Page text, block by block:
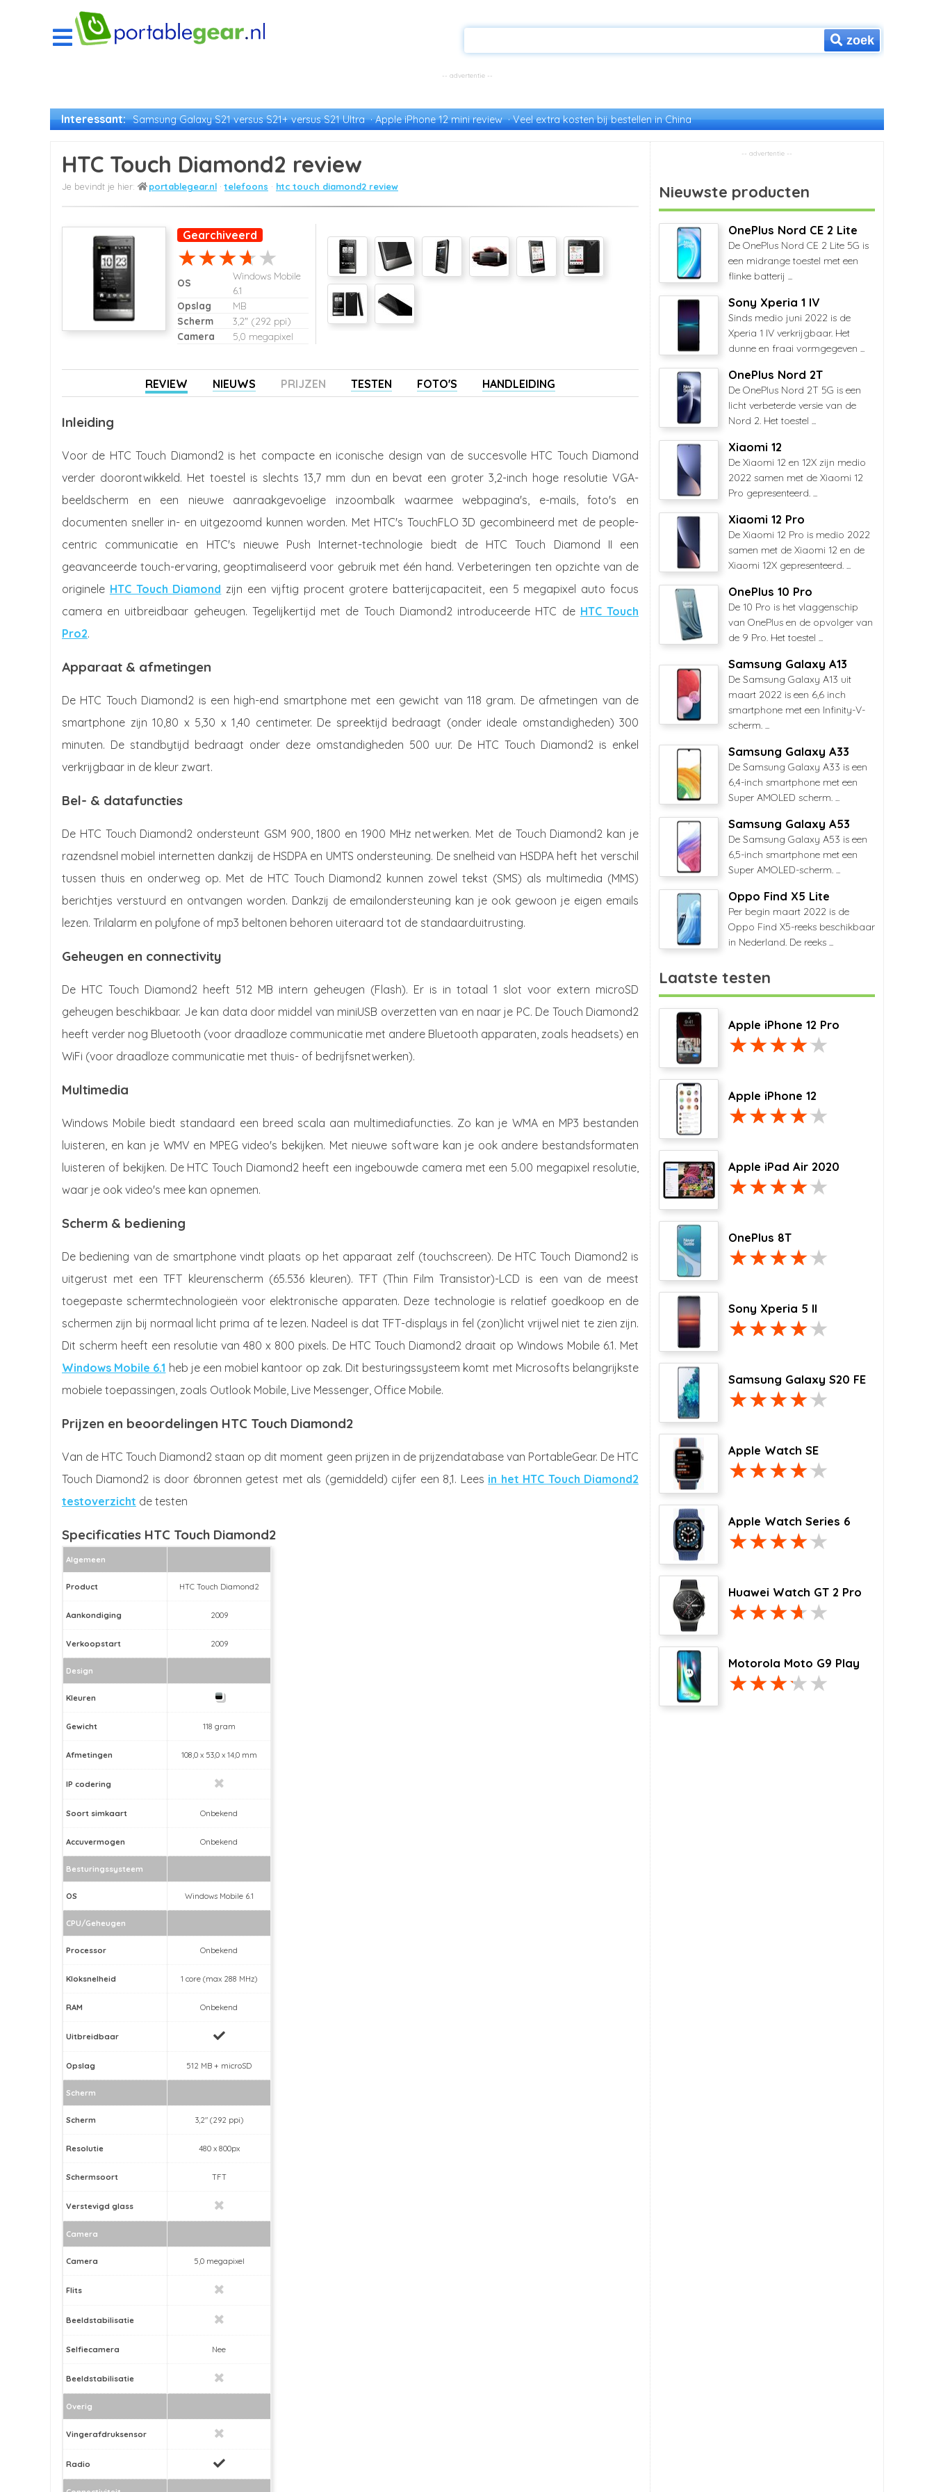
zoek
Interessant: Samsung Galaxy S21 versus S21+ versus S21 Ultra Apple iPhone 12 mini review Veel extra kosten bij bestellen in China
HTC Touch Diamond2 review
portablegear.nl telefoons htc touch diamond2 review
Gearchiveerd
OS
Windows Mobile
6.1
Opslag
MB
Scherm
3,2" (292 ppi)
Camera
5,0 megapixel
REVIEW NIEUWS PRIJZEN TESTEN FOTO'S HANDLEIDING
Inleiding
Voor de HTC Touch Diamond2 is het compacte en iconische design van de succesvolle HTC Touch Diamond
verder doorontwikkeld. Het toestel is slechts 13,7 mm dun en bevat een groter 3,2-inch hoge resolutie VGA-
beeldscherm en een nieuwe aanraakgevoelige inzoombalk waarmee webpagina's, e-mails, foto's en
documenten sneller in- en uitgezoomd kunnen worden. Met HTC's TouchFLO 3D gecombineerd met de people-
centric communicatie en HTC's nieuwe Push Internet-technologie biedt de HTC Touch Diamond II een
geavanceerde touch-ervaring, geoptimaliseerd voor gebruik met één hand. Verbeteringen ten opzichte van de
originele HTC Touch Diamond zijn een vijftig procent grotere batterijcapaciteit, een 5 megapixel auto focus
camera en uitbreidbaar geheugen. Tegelijkertijd met de Touch Diamond2 introduceerde HTC de HTC Touch
Pro2.
Apparaat & afmetingen
De HTC Touch Diamond2 is een high-end smartphone met een gewicht van 118 gram. De afmetingen van de
smartphone zijn 10,80 x 5,30 x 1,40 centimeter. De spreektijd bedraagt (onder ideale omstandigheden) 300
minuten. De standbytijd bedraagt onder deze omstandigheden 500 uur. De HTC Touch Diamond2 is enkel
verkrijgbaar in de kleur zwart.
Bel- & datafuncties
De HTC Touch Diamond2 ondersteunt GSM 900, 1800 en 1900 MHz netwerken. Met de Touch Diamond2 kan je
razendsnel mobiel internetten dankzij de HSDPA en UMTS ondersteuning. De snelheid van HSDPA heft het verschil
tussen thuis en onderweg op. Met de HTC Touch Diamond2 kunnen zowel tekst (SMS) als multimedia (MMS)
berichtjes verstuurd en ontvangen worden. Dankzij de emailondersteuning kan je ook gewoon je eigen emails
lezen. Trilalarm en polyfone of mp3 beltonen behoren uiteraard tot de standaarduitrusting.
Geheugen en connectivity
De HTC Touch Diamond2 heeft 512 MB intern geheugen (Flash). Er is in totaal 1 slot voor extern microSD
geheugen beschikbaar. Je kan data door middel van miniUSB overzetten van en naar je PC. De Touch Diamond2
heeft verder nog Bluetooth (voor draadloze communicatie met andere Bluetooth apparaten, zoals headsets) en
WiFi (voor draadloze communicatie met thuis- of bedrijfsnetwerken).
Multimedia
Windows Mobile biedt standaard een breed scala aan multimediafuncties. Zo kan je WMA en MP3 bestanden
luisteren, en kan je WMV en MPEG video's bekijken. Met nieuwe software kan je ook andere bestandsformaten
luisteren of bekijken. De HTC Touch Diamond2 heeft een ingebouwde camera met een 5.00 megapixel resolutie,
waar je ook video's mee kan opnemen.
Scherm & bediening
De bediening van de smartphone vindt plaats op het apparaat zelf (touchscreen). De HTC Touch Diamond2 is
uitgerust met een TFT kleurenscherm (65.536 kleuren). TFT (Thin Film Transistor)-LCD is een van de meest
toegepaste schermtechnologieën voor elektronische apparaten. Deze technologie is relatief goedkoop en de
schermen zijn bij normaal licht prima af te lezen. Nadeel is dat TFT-displays in fel (zon)licht vrijwel niet te zien zijn.
Dit scherm heeft een resolutie van 480 x 800 pixels. De HTC Touch Diamond2 draait op Windows Mobile 6.1. Met
Windows Mobile 6.1 heb je een mobiel kantoor op zak. Dit besturingssysteem komt met Microsofts belangrijkste
mobiele toepassingen, zoals Outlook Mobile, Live Messenger, Office Mobile.
Prijzen en beoordelingen HTC Touch Diamond2
Van de HTC Touch Diamond2 staan op dit moment geen prijzen in de prijzendatabase van PortableGear. De HTC
Touch Diamond2 is door 6bronnen getest met als (gemiddeld) cijfer een 8,1. Lees in het HTC Touch Diamond2
testoverzicht de testen
Specificaties HTC Touch Diamond2
Algemeen
Product HTC Touch Diamond2
Aankondiging 2009
Verkoopstart 2009
Design
Kleuren
Gewicht 118 gram
Afmetingen 108,0 x 53,0 x 14,0 mm
IP codering
Soort simkaart Onbekend
Accuvermogen Onbekend
Besturingssysteem
OS Windows Mobile 6.1
CPU/Geheugen
Processor Onbekend
Kloksnelheid 1 core (max 288 MHz)
RAM Onbekend
Uitbreidbaar
Opslag 512 MB + microSD
Scherm
Scherm 3,2" (292 ppi)
Resolutie 480 x 800px
Schermsoort TFT
Verstevigd glass
Camera
Camera 5,0 megapixel
Flits
Beeldstabilisatie
Selfiecamera Nee
Beeldstabilisatie
Overig
Vingerafdruksensor
Radio
Nieuwste producten
OnePlus Nord CE 2 Lite
De OnePlus Nord CE 2 Lite 5G is
een midrange toestel met een
flinke batterij ...
Sony Xperia 1 IV
Sinds medio juni 2022 is de
Xperia 1 IV verkrijgbaar. Het
dunne en fraai vormgegeven ...
OnePlus Nord 2T
De OnePlus Nord 2T 5G is een
licht verbeterde versie van de
Nord 2. Het toestel ...
Xiaomi 12
De Xiaomi 12 en 12X zijn medio
2022 samen met de Xiaomi 12
Pro gepresenteerd. ...
Xiaomi 12 Pro
De Xiaomi 12 Pro is medio 2022
samen met de Xiaomi 12 en de
Xiaomi 12X gepresenteerd. ...
OnePlus 10 Pro
De 10 Pro is het vlaggenschip
van OnePlus en de opvolger van
de 9 Pro. Het toestel ...
Samsung Galaxy A13
De Samsung Galaxy A13 uit
maart 2022 is een 6,6 inch
smartphone met een Infinity-V-
scherm. ...
Samsung Galaxy A33
De Samsung Galaxy A33 is een
6,4-inch smartphone met een
Super AMOLED scherm. ...
Samsung Galaxy A53
De Samsung Galaxy A53 is een
6,5-inch smartphone met een
Super AMOLED-scherm. ...
Oppo Find X5 Lite
Per begin maart 2022 is de
Oppo Find X5-reeks beschikbaar
in Nederland. De reeks ...
Laatste testen
Apple iPhone 12 Pro
Apple iPhone 12
Apple iPad Air 2020
OnePlus 8T
Sony Xperia 5 II
Samsung Galaxy S20 FE
Apple Watch SE
Apple Watch Series 6
Huawei Watch GT 2 Pro
Motorola Moto G9 Play